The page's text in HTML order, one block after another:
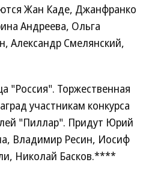
Жан Каде, Джанфранко
Андреева, Ольга
Александр Смелянский,
"Россия". Торжественная
участникам конкурса
"Пиллар". Придут Юрий
Владимир Ресин, Иосиф
Николай Басков.****